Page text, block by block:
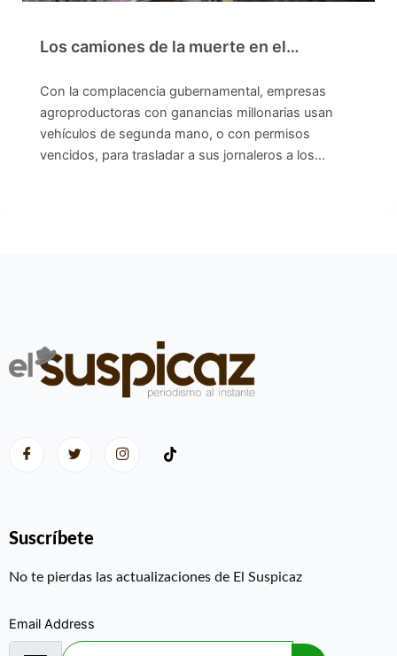
Los camiones de la muerte en el…
Con la complacencia gubernamental, empresas
agroproductoras con ganancias millonarias usan
vehículos de segunda mano, o con permisos
vencidos, para trasladar a sus jornaleros a los…
Suscríbete
No te pierdas las actualizaciones de El Suspicaz
Email Address